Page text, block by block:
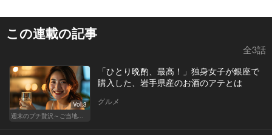
この連載の記事
全3話
Vol.3
「ひとり晩酌、最高！」独身女子が銀座で
購入した、岩手県産のお酒のアテとは
グルメ